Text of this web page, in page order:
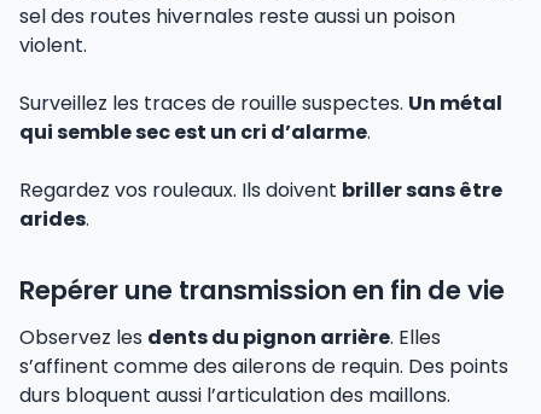
sel des routes hivernales reste aussi un poison
violent.
Surveillez les traces de rouille suspectes. Un métal
qui semble sec est un cri d’alarme.
Regardez vos rouleaux. Ils doivent briller sans être
arides.
Repérer une transmission en fin de vie
Observez les dents du pignon arrière. Elles
s’affinent comme des ailerons de requin. Des points
durs bloquent aussi l’articulation des maillons.